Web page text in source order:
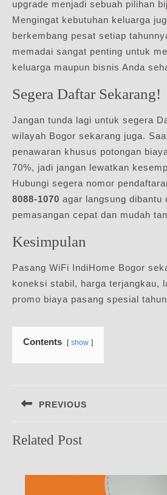
upgrade menjadi sebuah pilihan
Mengingat kebutuhan keluarga
berkembang pesat setiap
memadai sangat penting untuk
keluarga maupun bisnis Anda
Segera Daftar Sekarang!
Jangan tunda lagi untuk segera
wilayah Bogor sekarang juga.
penawaran khusus potongan
70%, jadi jangan lewatkan
Hubungi segera nomor
8088-1070 agar langsung dibantu
pemasangan cepat dan mudah
Kesimpulan
Pasang WiFi IndiHome Bogor
koneksi stabil, harga terjangkau,
promo biaya pasang spesial
Contents show
pos
PREVIOUS
post:
Related Post